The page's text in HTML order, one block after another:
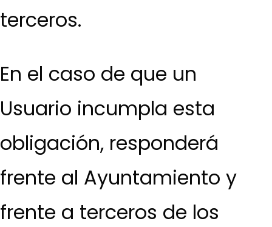
terceros.
En el caso de que un
Usuario incumpla esta
obligación, responderá
frente al Ayuntamiento y
frente a terceros de los